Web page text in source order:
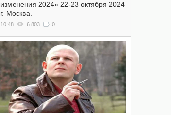
изменения 2024» 22-23 октября 2024
г. Москва.
10:48 6 803 0